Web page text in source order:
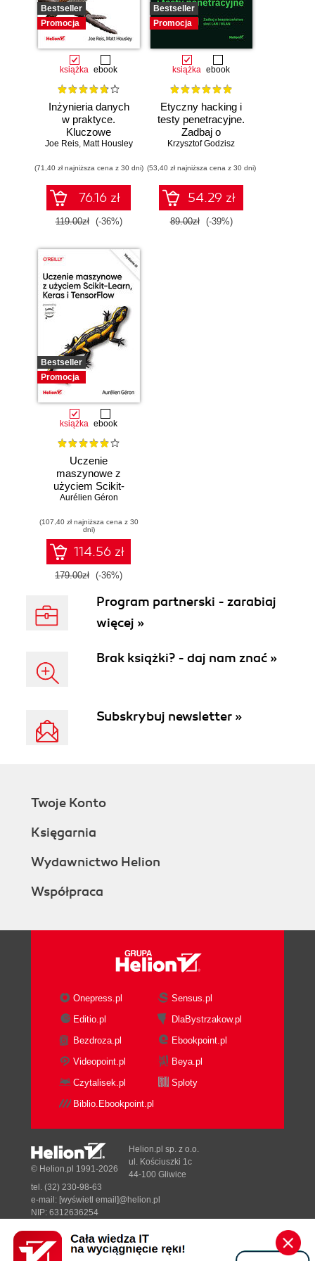
Bestseller
Promocja
książka ebook
Inżynieria danych
w praktyce.
Kluczowe
koncepcje i
technologie
Joe Reis, Matt Housley
(71,40 zł najniższa cena z 30 dni)
76.16 zł
119.00zł (-36%)
Bestseller
Promocja
książka ebook
Etyczny hacking i
testy penetracyjne.
Zadbaj o
bezpieczeństwo
Krzysztof Godzisz
(53,40 zł najniższa cena z 30 dni)
54.29 zł
89.00zł (-39%)
Bestseller
Promocja
książka ebook
Uczenie
maszynowe z
użyciem Scikit-
Learn, Keras i
Wydanie III
Aurélien Géron
(107,40 zł najniższa cena z 30
dni)
114.56 zł
179.00zł (-36%)
Program partnerski - zarabiaj
więcej »
Brak książki? - daj nam znać »
Subskrybuj newsletter »
Twoje Konto
Księgarnia
Wydawnictwo Helion
Współpraca
Onepress.pl
Sensus.pl
Editio.pl
DlaBystrzakow.pl
Bezdroza.pl
Ebookpoint.pl
Videopoint.pl
Beya.pl
Czytalisek.pl
Sploty
Biblio.Ebookpoint.pl
Designed with ♥ byTonik.pl
© Helion.pl 1991-2026
Helion.pl sp. z o.o.
ul. Kościuszki 1c
44-100 Gliwice
tel. (32) 230-98-63
e-mail: [wyświetl email]@helion.pl
NIP: 6312636254